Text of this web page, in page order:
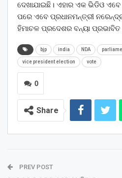
ଦେଖାଯାଇଛି। ଏହାର ଏକ ଭିଡିଓ ଏବେ
ପରେ ଏବେ ପ୍ରଧାନମନ୍ତ୍ରୀ
ହିମାଚଳ ପ୍ରଦେଶର ବନ୍ୟା
bjp india NDA
vice president election vote
0
Share
PREV POST